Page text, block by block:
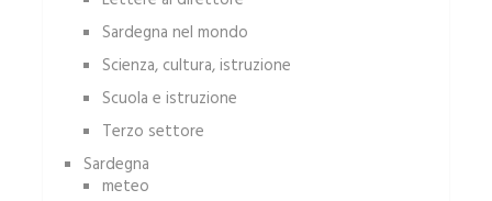
Sardegna nel mondo
Scienza, cultura, istruzione
Scuola e istruzione
Terzo settore
Sardegna
meteo